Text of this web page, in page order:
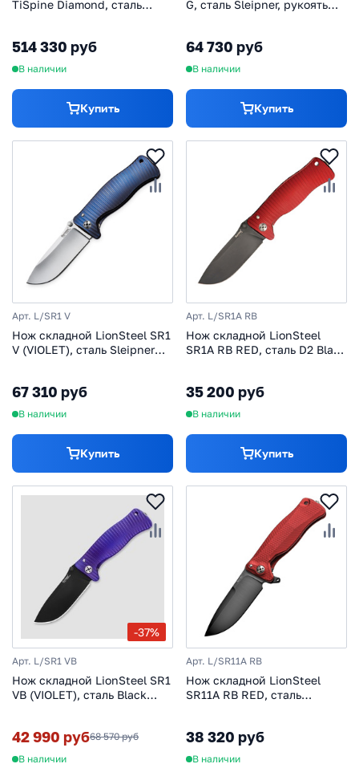
TiSpine Diamond, сталь
514 330 руб
В наличии
Купить
G, сталь Sleipner, рукоять
64 730 руб
В наличии
Купить
Арт. L/SR1 V
Нож складной LionSteel SR1
V (VIOLET), сталь Sleipner
фиолетовый
67 310 руб
В наличии
Купить
Арт. L/SR1A RB
Нож складной LionSteel
SR1A RB RED, сталь D2 Black
35 200 руб
В наличии
Купить
-37%
Арт. L/SR1 VB
Нож складной LionSteel SR1
VB (VIOLET), сталь Black
42 990 руб68 570 руб
В наличии
Арт. L/SR11A RB
Нож складной LionSteel
SR11A RB RED, сталь
(Solid®), красный
38 320 руб
В наличии